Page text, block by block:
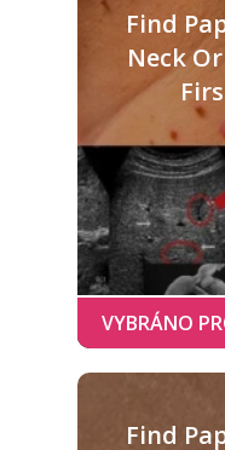
Find
Neck
Find